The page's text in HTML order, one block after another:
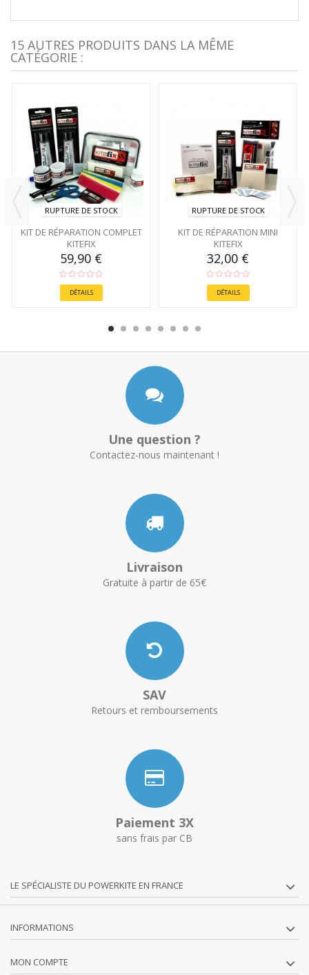
15 AUTRES PRODUITS DANS LA MÊME
CATÉGORIE :
RUPTURE DE STOCK
KIT DE RÉPARATION COMPLET
KITEFIX
59,90 €
DÉTAILS
RUPTURE DE STOCK
KIT DE RÉPARATION MINI
KITEFIX
32,00 €
DÉTAILS
Une question ?
Contactez-nous maintenant !
Livraison
Gratuite à partir de 65€
SAV
Retours et remboursements
Paiement 3X
sans frais par CB
LE SPÉCIALISTE DU POWERKITE EN FRANCE
INFORMATIONS
MON COMPTE